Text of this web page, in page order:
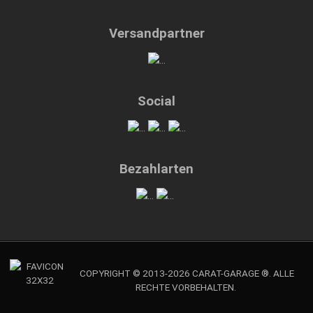
Versandpartner
Social
Bezahlarten
COPYRIGHT © 2013-2026 CARAT-GARAGE ®. ALLE
RECHTE VORBEHALTEN.